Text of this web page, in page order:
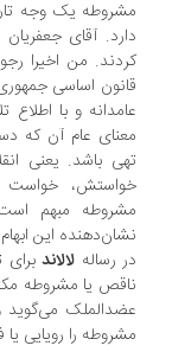
یک وجه تاریخی
من اخیرا رجوع
اساسی جمهوری
و با اطلاع
عام آن که دستاورد
باشد. یعنی انقلاب
خواست
مبهم است.
این ابهام است.
رسالهلالاند برای
یا مشروطه مکتوم یا
می‌گوید و...
را رویایی یا